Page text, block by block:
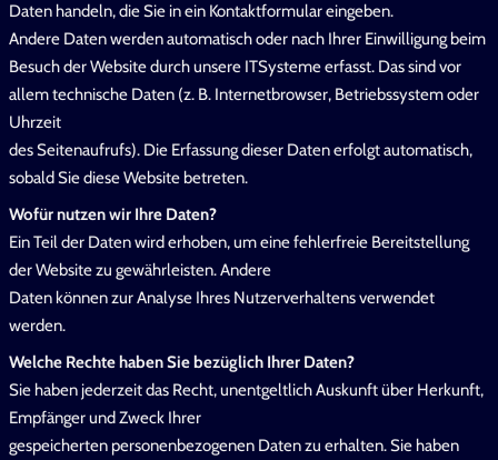
Daten handeln, die Sie in ein Kontaktformular eingeben.
Andere Daten werden automatisch oder nach Ihrer Einwilligung beim
Besuch der Website durch unsere ITSysteme erfasst. Das sind vor
allem technische Daten (z. B. Internetbrowser, Betriebssystem oder
Uhrzeit
des Seitenaufrufs). Die Erfassung dieser Daten erfolgt automatisch,
sobald Sie diese Website betreten.
Wofür nutzen wir Ihre Daten?
Ein Teil der Daten wird erhoben, um eine fehlerfreie Bereitstellung
der Website zu gewährleisten. Andere
Daten können zur Analyse Ihres Nutzerverhaltens verwendet
werden.
Welche Rechte haben Sie bezüglich Ihrer Daten?
Sie haben jederzeit das Recht, unentgeltlich Auskunft über Herkunft,
Empfänger und Zweck Ihrer
gespeicherten personenbezogenen Daten zu erhalten. Sie haben